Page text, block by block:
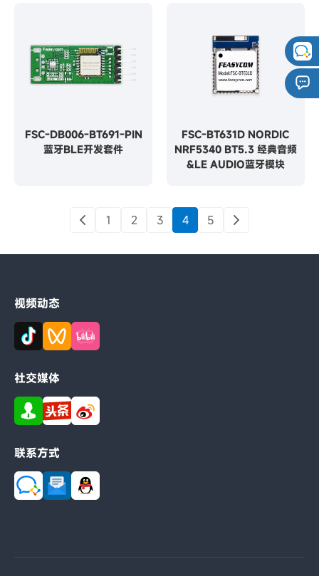
FSC-DB006-BT691-PIN
蓝牙BLE开发套件
FSC-BT631D NORDIC
NRF5340 BT5.3 经典音频
&LE AUDIO蓝牙模块
1 2 3 4 5
视频动态
社交媒体
联系方式